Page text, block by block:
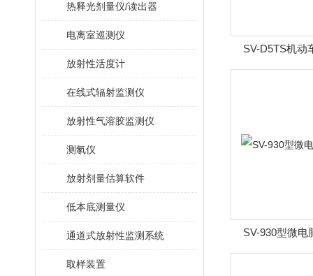
热释光剂量仪/读出器
电离室巡测仪
放射性活度计
在线式辐射监测仪
放射性气溶胶监测仪
测氡仪
放射剂量估算软件
低本底测量仪
通道式放射性监测系统
取样装置
SV-D5TS机动
SV-930型微电